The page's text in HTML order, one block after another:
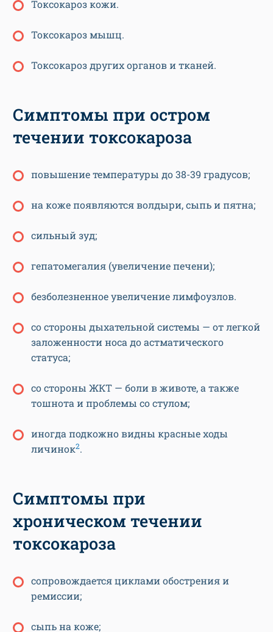
Токсокароз кожи.
Токсокароз мышц.
Токсокароз других органов и тканей.
Симптомы при остром
течении токсокароза
повышение температуры до 38-39 градусов;
на коже появляются волдыри, сыпь и пятна;
сильный зуд;
гепатомегалия (увеличение печени);
безболезненное увеличение лимфоузлов.
со стороны дыхательной системы — от легкой
заложенности носа до астматического
статуса;
со стороны ЖКТ — боли в животе, а также
тошнота и проблемы со стулом;
иногда подкожно видны красные ходы
личинок2.
Симптомы при
хроническом течении
токсокароза
сопровождается циклами обострения и
ремиссии;
сыпь на коже;